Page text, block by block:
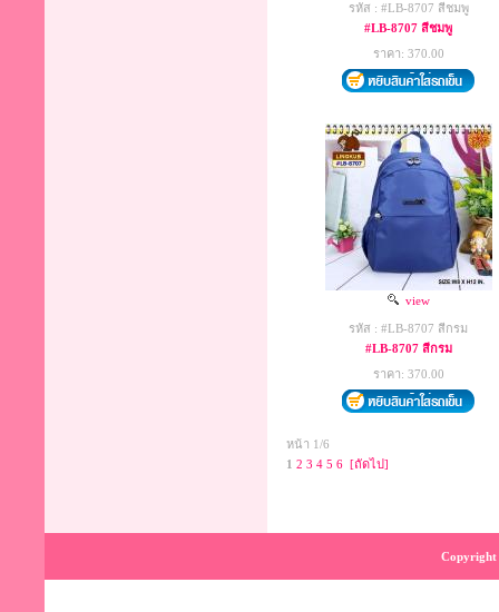
รหัส : #LB-8707 สีชมพู
#LB-8707 สีชมพู
ราคา: 370.00
view
รหัส : #LB-8707 สีกรม
#LB-8707 สีกรม
ราคา: 370.00
หน้า 1/6
1 2 3 4 5 6 [ถัดไป]
Copyright